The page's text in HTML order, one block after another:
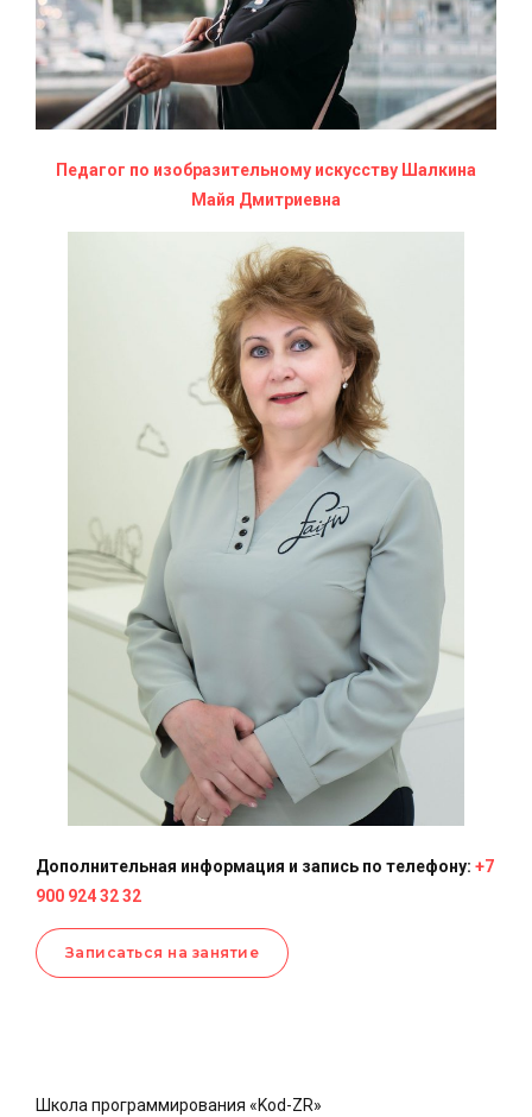
Педагог по изобразительному искусству Шалкина
Майя Дмитриевна
Дополнительная информация и запись по телефону: +7
900 924 32 32
Записаться на занятие
Школа программирования «Kod-ZR»